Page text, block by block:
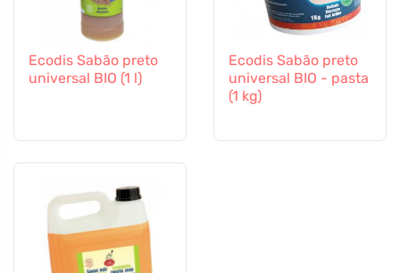
Ecodis Sabão preto
universal BIO (1 l)
Ecodis Sabão preto
universal BIO - pasta
(1 kg)